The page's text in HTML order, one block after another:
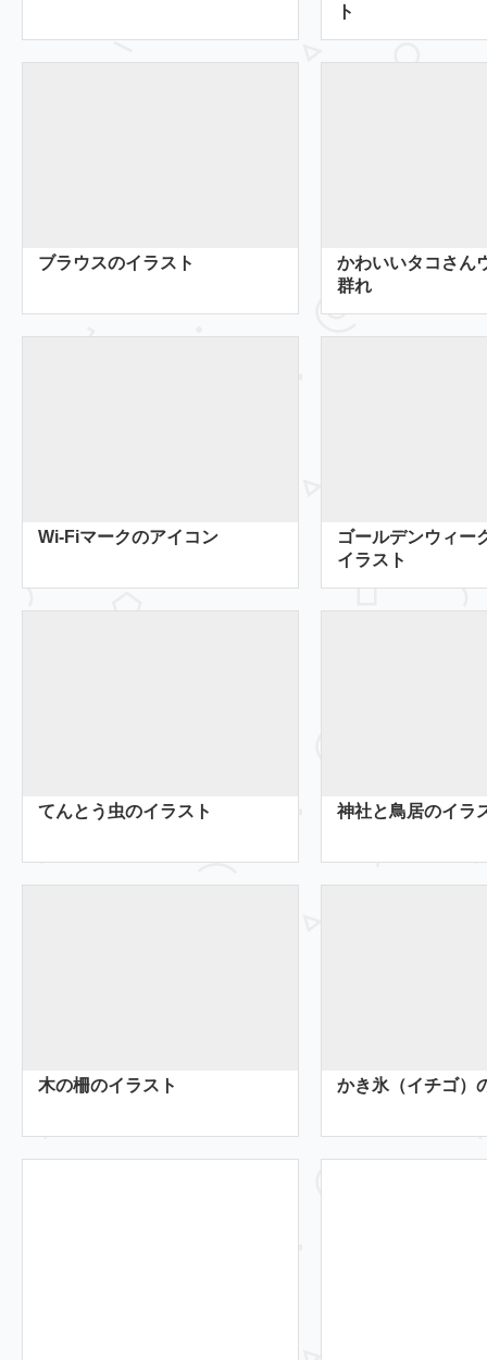
ト
ブラウスのイラスト
かわいいタコさん
群れ
Wi-Fiマークのアイコン
ゴールデンウィー
イラスト
てんとう虫のイラスト 神社と鳥居のイラ
木の柵のイラスト かき氷（イチゴ）